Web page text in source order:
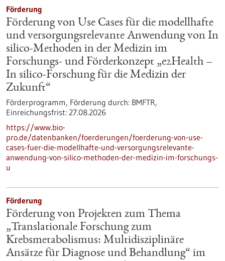
Förderung
Förderung von Use Cases für die modellhafte
und versorgungsrelevante Anwendung von In
silico-Methoden in der Medizin im
Forschungs- und Förderkonzept „e2Health –
In silico-Forschung für die Medizin der
Zukunft“
Förderprogramm, Förderung durch: BMFTR,
Einreichungsfrist: 27.08.2026
https://www.bio-
pro.de/datenbanken/foerderungen/foerderung-von-use-
cases-fuer-die-modellhafte-und-versorgungsrelevante-
anwendung-von-silico-methoden-der-medizin-im-forschungs-
u
Förderung
Förderung von Projekten zum Thema
„Translationale Forschung zum
Krebsmetabolismus: Multidisziplinäre
Ansätze für Diagnose und Behandlung“ im